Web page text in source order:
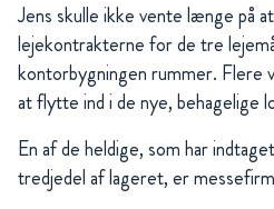
Jens skulle ikke vente længe på
lejekontrakterne for de tre
kontorbygningen rummer. Flere
at flytte ind i de nye, behagelige
En af de heldige, som har
tredjedel af lageret, er